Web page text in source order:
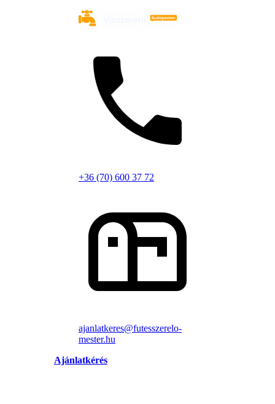
+36 (70) 600 37 72
ajanlatkeres@futesszerelo-
mester.hu
Ajánlatkérés